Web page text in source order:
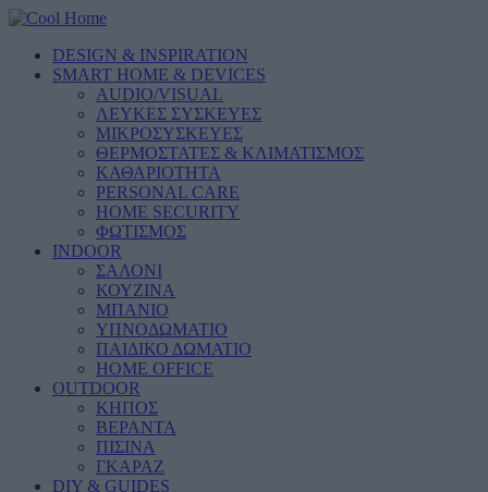
DESIGN & INSPIRATION
SMART HOME & DEVICES
AUDIO/VISUAL
ΛΕΥΚΕΣ ΣΥΣΚΕΥΕΣ
ΜΙΚΡΟΣΥΣΚΕΥΕΣ
ΘΕΡΜΟΣΤΑΤΕΣ & ΚΛΙΜΑΤΙΣΜΟΣ
ΚΑΘΑΡΙΟΤΗΤΑ
PERSONAL CARE
HOME SECURITY
ΦΩΤΙΣΜΟΣ
INDOOR
ΣΑΛΟΝΙ
ΚΟΥΖΙΝΑ
ΜΠΑΝΙΟ
ΥΠΝΟΔΩΜΑΤΙΟ
ΠΑΙΔΙΚΟ ΔΩΜΑΤΙΟ
HOME OFFICE
OUTDOOR
ΚΗΠΟΣ
ΒΕΡΑΝΤΑ
ΠΙΣΙΝΑ
ΓΚΑΡΑΖ
DIY & GUIDES